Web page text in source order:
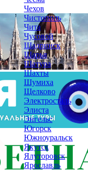
Чехов
Чистополь
Чита
Чусовой
Шадринск
Шарья
Шатура
Шахты
Шумиха
Щелково
Электросталь
Элиста
Энгельс
Югорск
Южноуральск
Якутск
Ялуторовск
Ярославль